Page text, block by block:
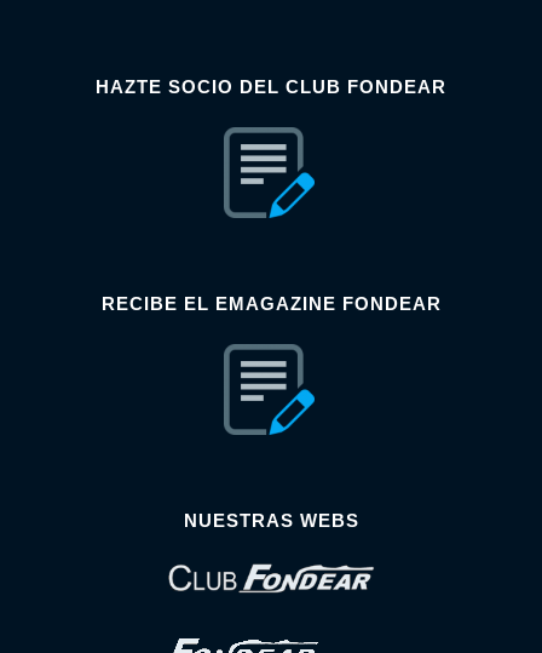
HAZTE SOCIO DEL CLUB FONDEAR
RECIBE EL EMAGAZINE FONDEAR
NUESTRAS WEBS